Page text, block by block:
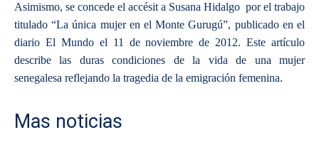
Asimismo, se concede el accésit a Susana Hidalgo por el trabajo
titulado “La única mujer en el Monte Gurugú”, publicado en el
diario El Mundo el 11 de noviembre de 2012. Este artículo
describe las duras condiciones de la vida de una mujer
senegalesa reflejando la tragedia de la emigración femenina.
Mas noticias